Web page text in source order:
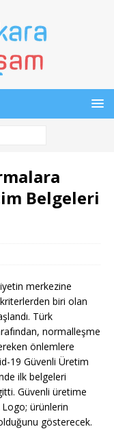
Belgeleri
merkezine
biri olan
Türk
normalleşme
önlemlere
19 Güvenli Üretim
ilk belgeleri
Güvenli üretime
ürünlerin
gösterecek.